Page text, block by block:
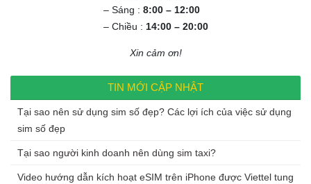
– Sáng : 8:00 – 12:00
– Chiều : 14:00 – 20:00
Xin cảm ơn!
TIN MỚI CẬP NHẬT
Tại sao nên sử dụng sim số đẹp? Các lợi ích của việc sử dụng
sim số đẹp
Tại sao người kinh doanh nên dùng sim taxi?
Video hướng dẫn kích hoạt eSIM trên iPhone được Viettel tung